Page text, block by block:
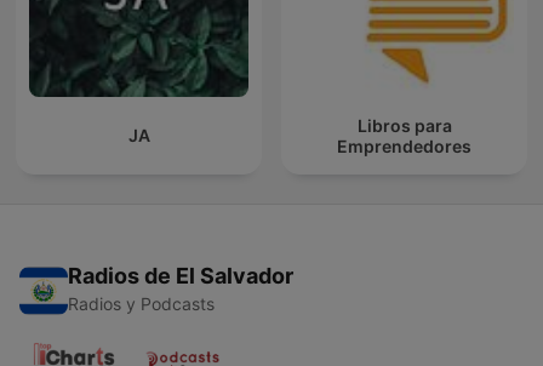
JA
Libros para
Emprendedores
Radios de El Salvador
Radios y Podcasts